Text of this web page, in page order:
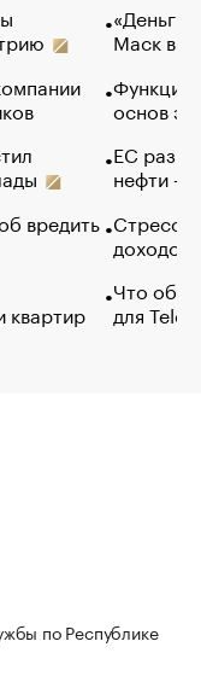
вредить
квартир
«Деньги
Маск в
Функции
основ
ЕС
нефти —
Стресс
доходов
Что
для
по Республике